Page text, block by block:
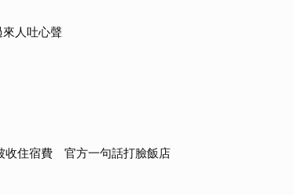
人吐心聲
收住宿費 官方一句話打臉飯店